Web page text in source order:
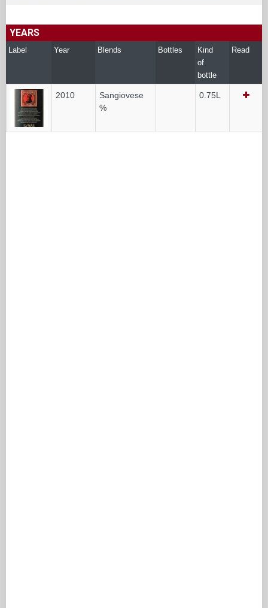
YEARS
Label Year Blends Bottles
Kind
of
bottle
Read
2010
Sangiovese
%
0.75L